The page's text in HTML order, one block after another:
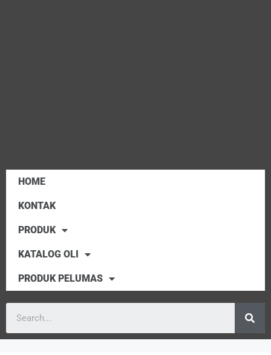
HOME
KONTAK
PRODUK
KATALOG OLI
PRODUK PELUMAS